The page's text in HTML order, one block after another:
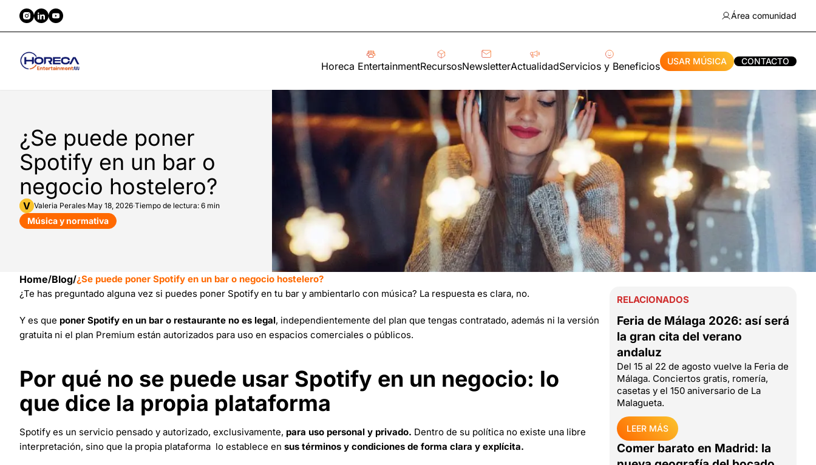
Área comunidad
Horeca EntertainmentRecursosNewsletterActualidadServicios y Beneficios USAR MÚSICA CONTACTO
¿Se puede poner
Spotify en un bar o
negocio hostelero?
V Valeria Perales·May 18, 2026·Tiempo de lectura: 6 min
Música y normativa
Home/Blog/¿Se puede poner Spotify en un bar o negocio hostelero?
¿Te has preguntado alguna vez si puedes poner Spotify en tu bar y ambientarlo con música? La respuesta es clara, no.
Y es que poner Spotify en un bar o restaurante no es legal, independientemente del plan que tengas contratado, además ni la versión
gratuita ni el plan Premium están autorizados para uso en espacios comerciales o públicos.
Por qué no se puede usar Spotify en un negocio: lo
que dice la propia plataforma
Spotify es un servicio pensado y autorizado, exclusivamente, para uso personal y privado. Dentro de su política no existe una libre
interpretación, sino que la propia plataforma lo establece en sus términos y condiciones de forma clara y explícita.
RELACIONADOS
Feria de Málaga 2026: así será
la gran cita del verano
andaluz
Del 15 al 22 de agosto vuelve la Feria de
Málaga. Conciertos gratis, romería,
casetas y el 150 aniversario de La
Malagueta.
LEER MÁS
Comer barato en Madrid: la